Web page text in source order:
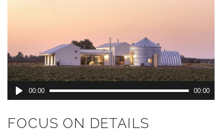
Audio
Player
00:00 00:00
FOCUS ON DETAILS